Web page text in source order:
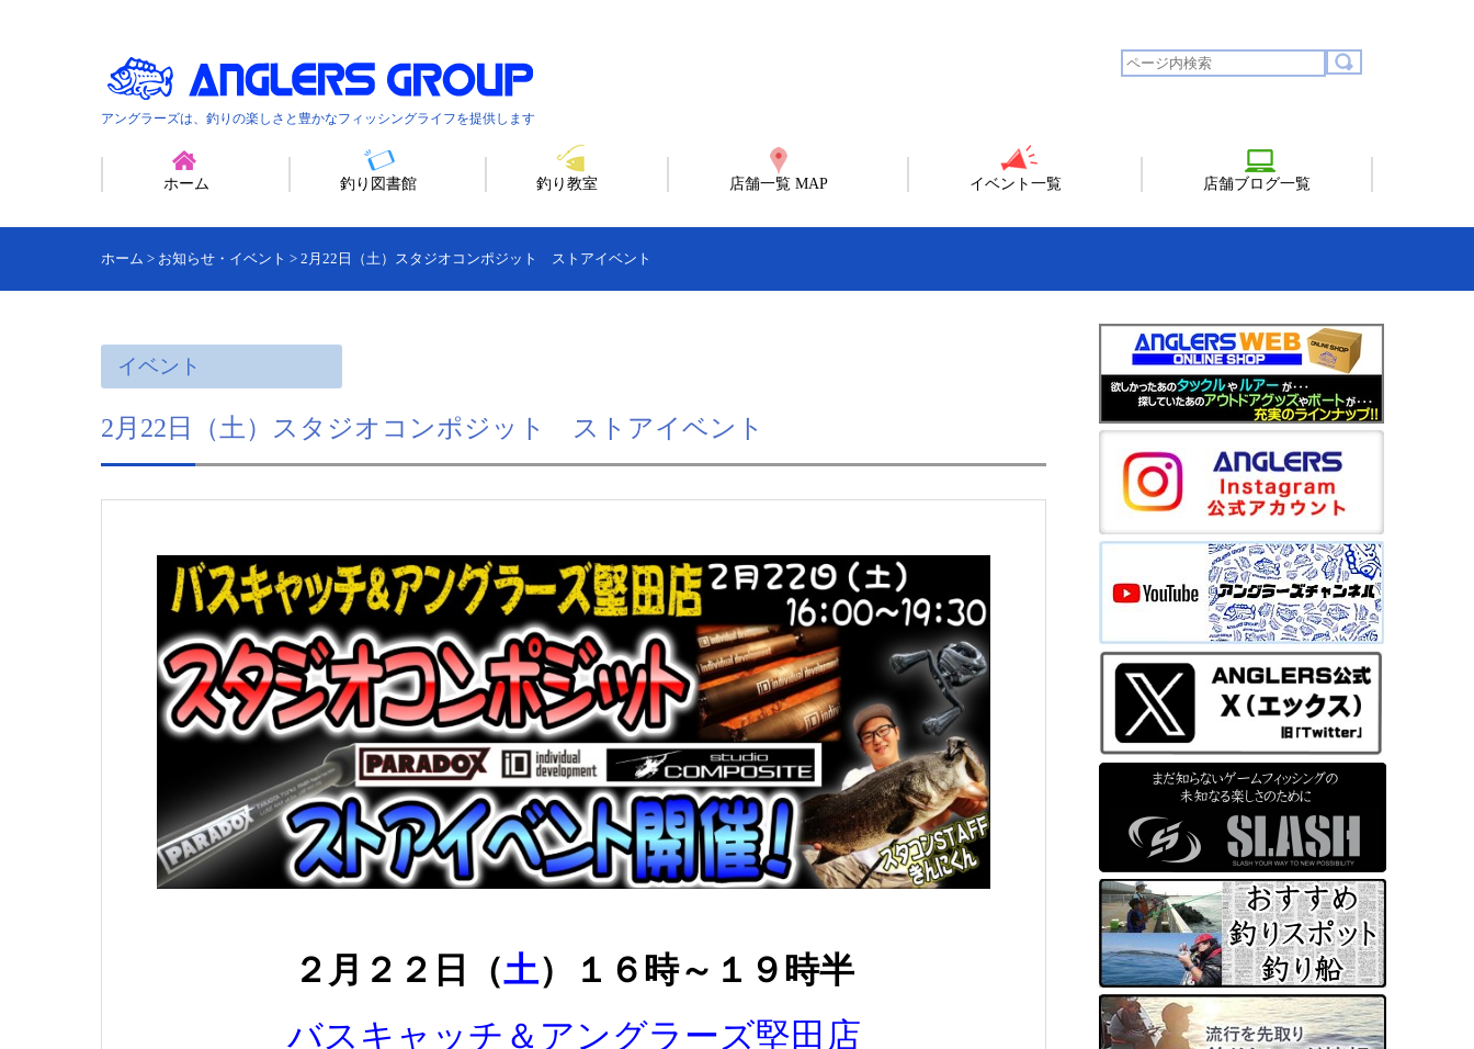
アングラーズは、釣りの楽しさと豊かなフィッシングライフを提供します
ホーム 釣り図書館 釣り教室 店舗一覧 MAP イベント一覧 店舗ブログ一覧
ホーム > お知らせ・イベント > 2月22日（土）スタジオコンポジット ストアイベント
イベント
2月22日（土）スタジオコンポジット ストアイベント
２月２２日（土）１６時～１９時半
バスキャッチ＆アングラーズ堅田店